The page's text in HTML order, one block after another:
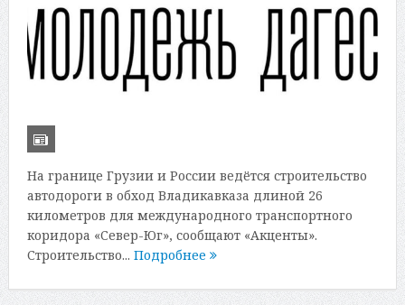
На границе Грузии и России ведётся строительство
автодороги в обход Владикавказа длиной 26
километров для международного транспортного
коридора «Север-Юг», сообщают «Акценты».
Строительство... Подробнее